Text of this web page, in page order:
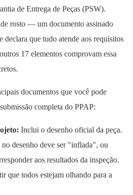
de Entrega de Peças (PSW).
rosto — um documento assinado
declara que tudo atende aos requisitos
17 elementos comprovam essa
documentos que você pode
completa do PPAP:
Inclui o desenho oficial da peça.
no desenho deve ser "inflada", ou
aos resultados da inspeção.
que todos estejam olhando para a